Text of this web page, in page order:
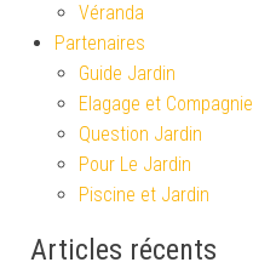
Véranda
Partenaires
Guide Jardin
Elagage et Compagnie
Question Jardin
Pour Le Jardin
Piscine et Jardin
Articles récents